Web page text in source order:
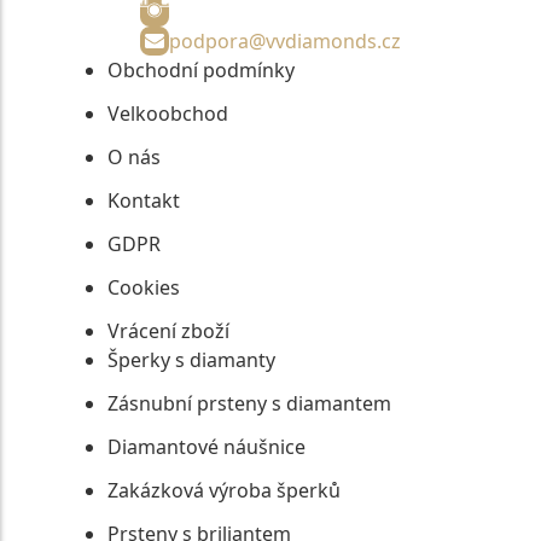
podpora@vvdiamonds.cz
Obchodní podmínky
Velkoobchod
O nás
Kontakt
GDPR
Cookies
Vrácení zboží
Šperky s diamanty
Zásnubní prsteny s diamantem
Diamantové náušnice
Zakázková výroba šperků
Prsteny s briliantem